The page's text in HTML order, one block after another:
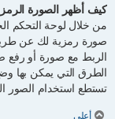
كيف أظهر الصورة
من خلال لوحة التحكم
الربط مع صورة أو رفع
الطرق التي يمكن بها
تستطع استخدام الصور
أعلى